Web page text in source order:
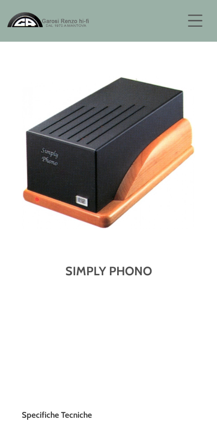
SIMPLY PHONO
Specifiche Tecniche